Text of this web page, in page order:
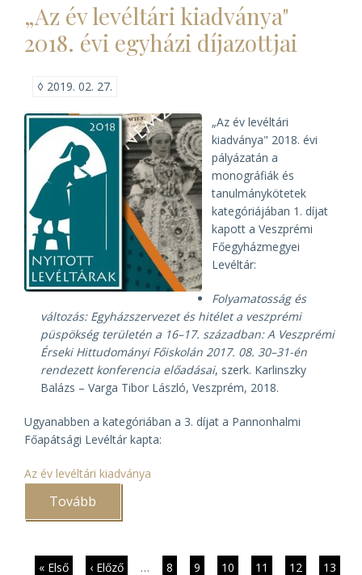
Piusz
pápa
iratait)
„Az év levéltári kiadványa"
2018. évi egyházi díjazottjai
◊ 2019. 02. 27.
„Az év levéltári
kiadványa" 2018. évi
pályázatán a
monográfiák és
tanulmánykötetek
kategóriájában 1. díjat
kapott a Veszprémi
Főegyházmegyei
Levéltár:
Folyamatosság és
változás: Egyházszervezet és hitélet a veszprémi
püspökség területén a 16–17. században: A Veszprémi
Érseki Hittudományi Főiskolán 2017. 08. 30–31-én
rendezett konferencia előadásai, szerk. Karlinszky
Balázs – Varga Tibor László, Veszprém, 2018.
Ugyanabben a kategóriában a 3. díjat a Pannonhalmi
Főapátsági Levéltár kapta:
Az év levéltári kiadványa
Tovább
levéltári
2018.
évi
Oldalszámozás
Első
« Első
Előző
‹ Előző … Page
8 Page
9 Page
10 Page
11
Jelenlegi
12 Page
13